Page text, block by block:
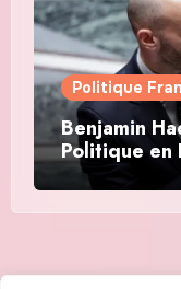
Politique
Benjamin
Politique en